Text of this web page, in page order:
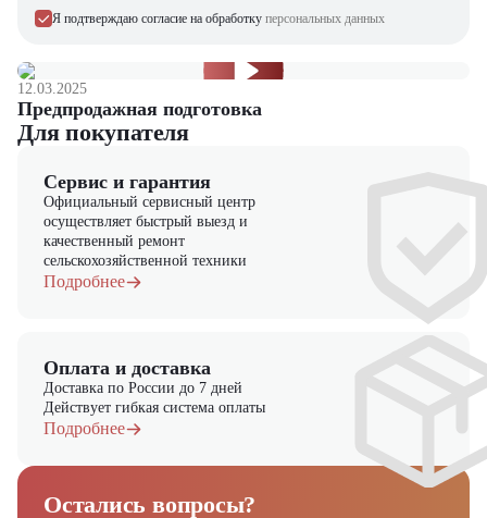
техники. На нашем сайте представлен широкий выбор
оборудования и запчастей.
Я подтверждаю согласие на обработку персональных данных
12.03.2025
Предпродажная подготовка
Для покупателя
Сервис и гарантия
Официальный сервисный центр
осуществляет быстрый выезд и
качественный ремонт
сельскохозяйственной техники
Подробнее
Оплата и доставка
Доставка по России до 7 дней
Действует гибкая система оплаты
Подробнее
Остались вопросы?